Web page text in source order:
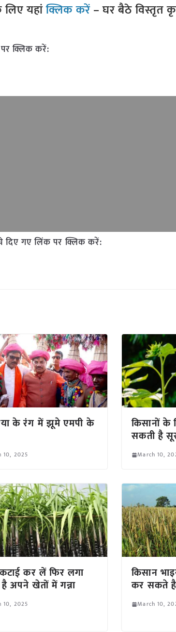
यहांक्लिक करें– घर बैठे विस्तृत
क्लिक करें:
दिए गए लिंक पर क्लिक करें:
के रंग में झूमे एमपी के
10, 2025
किसानों के
सकती है
March 10,
कर लें फिर लगा
अपने खेतों में गन्ना
10, 2025
किसान
कर सकते है
March 10,